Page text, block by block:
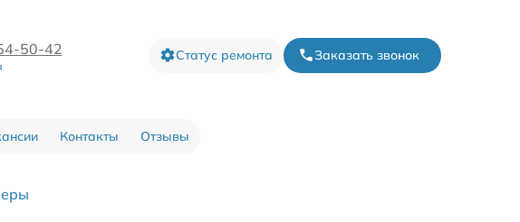
50-42 Статус ремонта Заказать звонок
Контакты Отзывы